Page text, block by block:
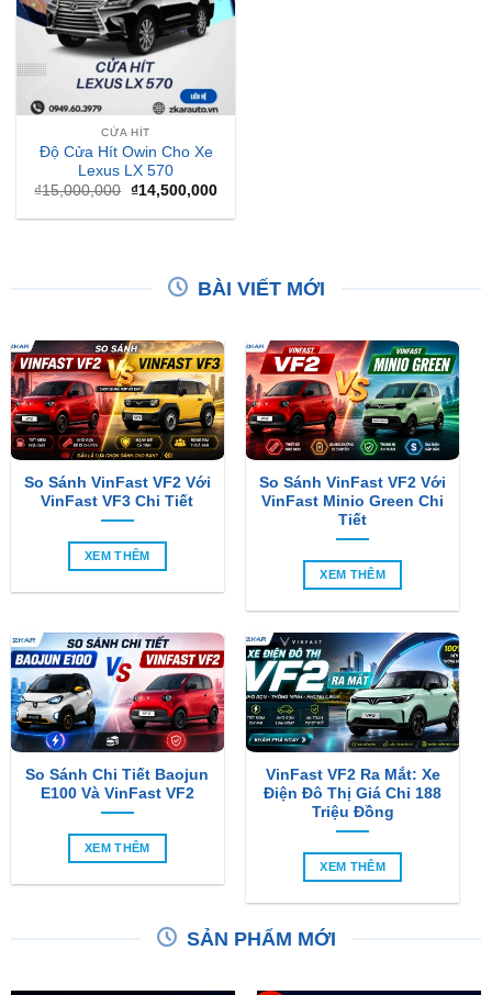
CỬA HÍT
Độ Cửa Hít Owin Cho Xe
Lexus LX 570
₫15,000,000 Giá
là:
₫14,500,000Giá
tại
BÀI VIẾT MỚI
So Sánh VinFast VF2 Với
VinFast VF3 Chi Tiết
XEM THÊM
So Sánh VinFast VF2 Với
VinFast Minio Green Chi
Tiết
XEM THÊM
So Sánh Chi Tiết Baojun
E100 Và VinFast VF2
XEM THÊM
VinFast VF2 Ra Mắt: Xe
Điện Đô Thị Giá Chỉ 188
Triệu Đồng
XEM THÊM
SẢN PHẨM MỚI